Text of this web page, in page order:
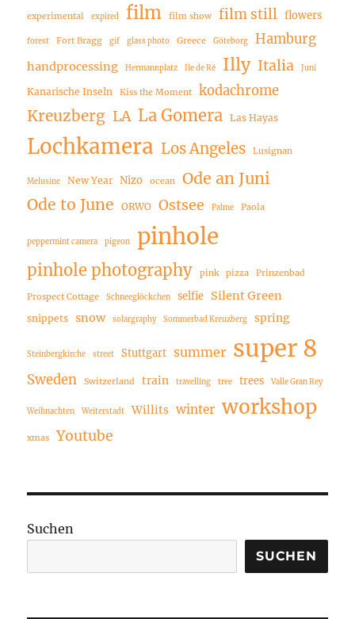
experimental expired film film show film still flowers
forest Fort Bragg gif glass photo Greece Göteborg Hamburg
handprocessing Hermannplatz Ile de Ré Illy Italia Juni
Kanarische Inseln Kiss the Moment kodachrome
Kreuzberg LA La Gomera Las Hayas
Lochkamera Los Angeles Lusignan
Melusine New Year Nizo ocean
Ode an Juni
Ode to June
ORWO Ostsee Palme Paola
peppermint camera pigeon pinhole
pinhole photography pink pizza Prinzenbad
Prospect Cottage Schneeglöckchen selfie Silent Green
snippets snow solargraphy Sommerbad Kreuzberg spring
Steinbergkirche street Stuttgart summer super 8
Sweden Switzerland train travelling tree trees Valle Gran Rey
Weihnachten Weiterstadt Willits winter workshop
xmas Youtube
Suchen
SUCHEN